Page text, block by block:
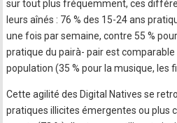
sur tout plus fréquemment, ces
leurs aînés : 76 % des 15-24 ans
une fois par semaine, contre 55 %
pratique du pairà- pair est
population (35 % pour la musique, les
Cette agilité des Digital Natives se
pratiques illicites émergentes ou plus